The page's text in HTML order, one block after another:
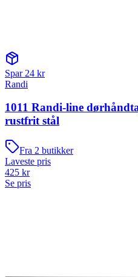
Spar 24 kr
Randi
1011 Randi-line
rustfrit stål
Fra 2 butikker
Laveste pris
425 kr
Se pris